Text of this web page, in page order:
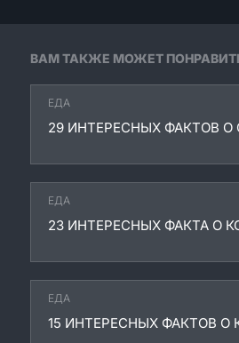
ВАМ ТАКЖЕ МОЖЕТ
ЕДА
29 ИНТЕРЕСНЫХ ФАКТОВ О
ЕДА
23 ИНТЕРЕСНЫХ ФАКТА О
ЕДА
15 ИНТЕРЕСНЫХ ФАКТОВ О